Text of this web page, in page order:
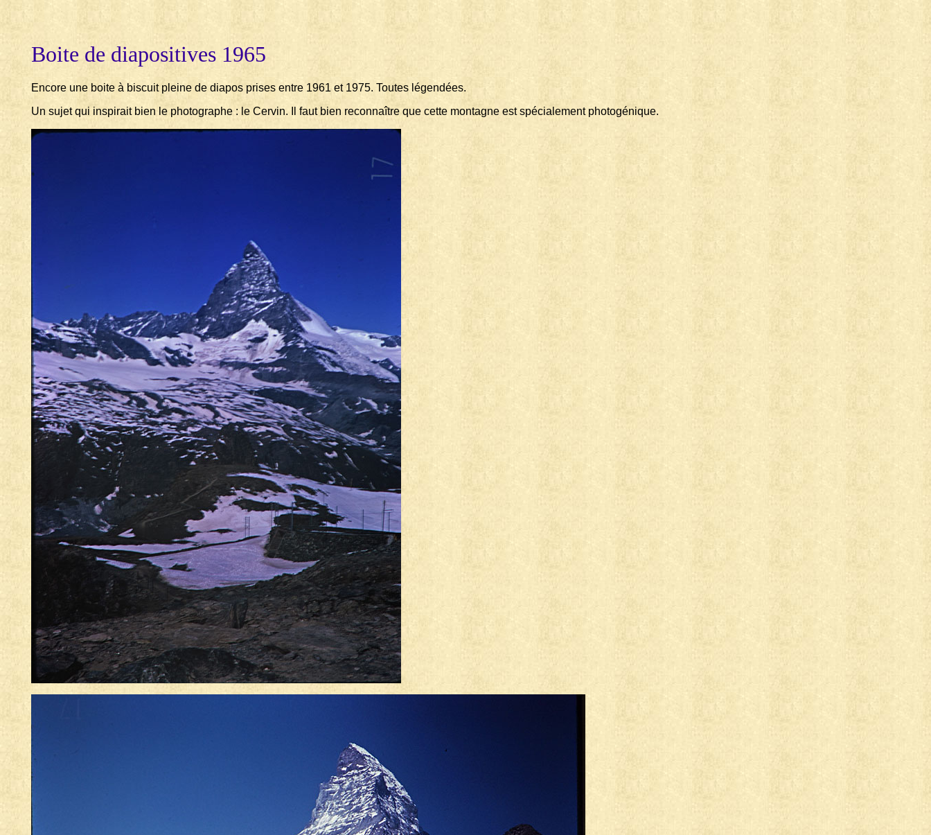
Boite de diapositives 1965
Encore une boite à biscuit pleine de diapos prises entre 1961 et 1975. Toutes légendées.
Un sujet qui inspirait bien le photographe : le Cervin. Il faut bien reconnaître que cette montagne est spécialement photogénique.